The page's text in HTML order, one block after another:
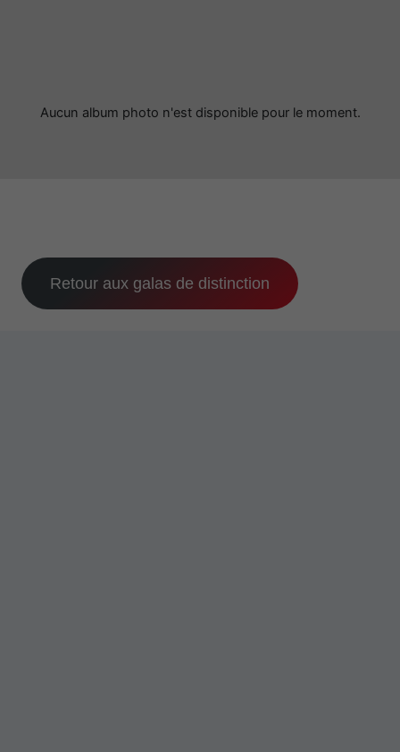
Aucun album photo n'est disponible pour le moment.
Retour aux galas de distinction